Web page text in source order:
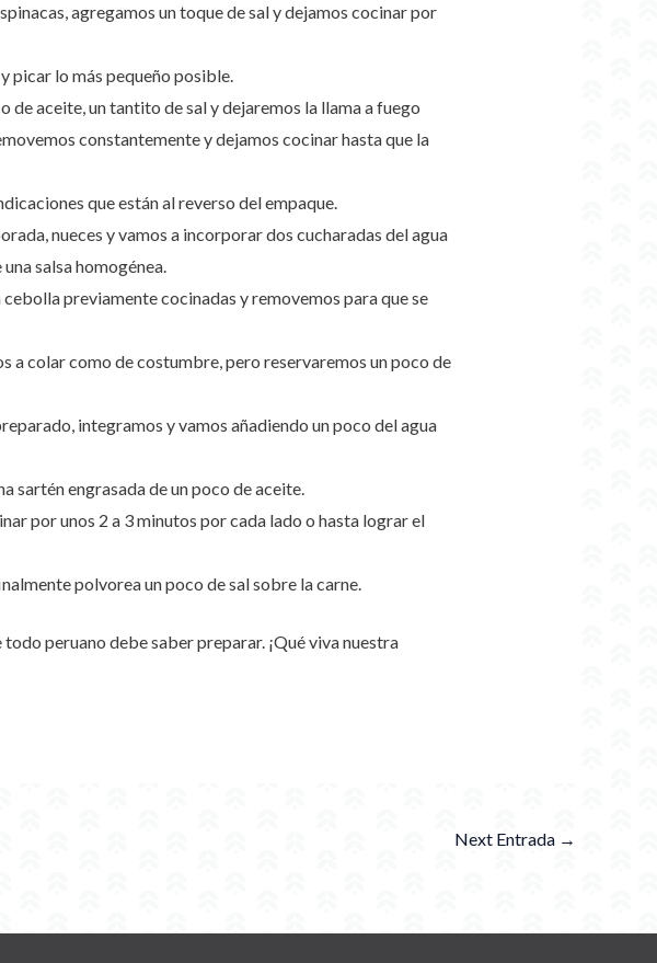
agregamos un toque de sal y dejamos cocinar por
picar lo más pequeño posible.
de aceite, un tantito de sal y dejaremos la llama a fuego
constantemente y dejamos cocinar hasta que la
que están al reverso del empaque.
nueces y vamos a incorporar dos cucharadas del agua
salsa homogénea.
previamente cocinadas y removemos para que se
a colar como de costumbre, pero reservaremos un poco de
integramos y vamos añadiendo un poco del agua
sartén engrasada de un poco de aceite.
por unos 2 a 3 minutos por cada lado o hasta lograr el
polvorea un poco de sal sobre la carne.
peruano debe saber preparar. ¡Qué viva nuestra
Next Entrada →